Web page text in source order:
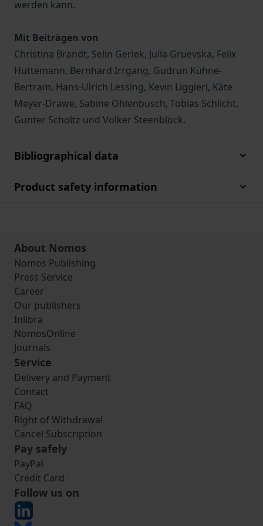
werden kann.
Mit Beiträgen von
Christina Brandt, Selin Gerlek, Julia Gruevska, Felix
Hüttemann, Bernhard Irrgang, Gudrun Kühne-
Bertram, Hans-Ulrich Lessing, Kevin Liggieri, Käte
Meyer-Drawe, Sabine Ohlenbusch, Tobias Schlicht,
Gunter Scholtz und Volker Steenblock.
Bibliographical data
Product safety information
About Nomos
Nomos Publishing
Press Service
Career
Our publishers
Inlibra
NomosOnline
Journals
Service
Delivery and Payment
Contact
FAQ
Right of Withdrawal
Cancel Subscription
Pay safely
PayPal
Credit Card
Follow us on